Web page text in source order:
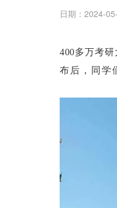
日期：2024-
400多万考
布后，同学